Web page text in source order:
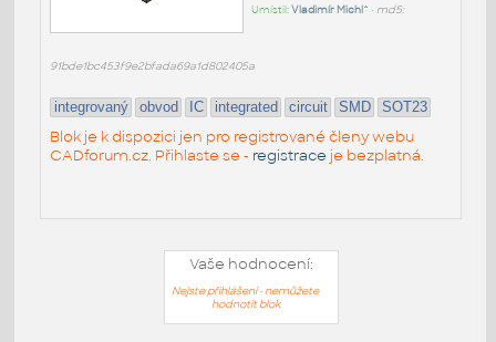
Umístil:Vladimír Michl^ • md5:
91bde1bc453f9e2bfada69a1d802405a
integrovaný obvod IC integrated circuit SMD SOT23
Blok je k dispozici jen pro registrované členy webu
CADforum.cz. Přihlaste se - registrace je bezplatná.
Vaše hodnocení:
Nejste přihlášeni - nemůžete
hodnotit blok